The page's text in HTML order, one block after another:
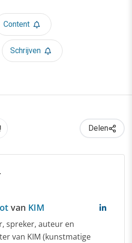
Content
Schrijven
Delen
van KIM
spreker, auteur en
van KIM (kunstmatige